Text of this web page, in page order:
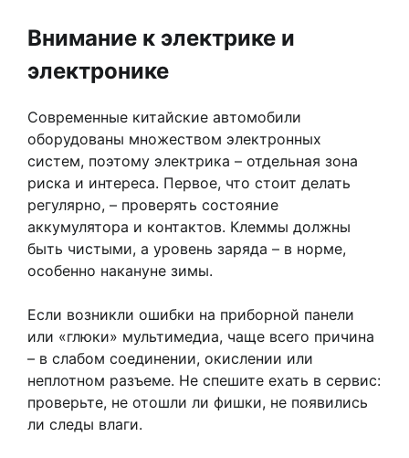
Внимание к электрике и
электронике
Современные китайские автомобили
оборудованы множеством электронных
систем, поэтому электрика – отдельная зона
риска и интереса. Первое, что стоит делать
регулярно, – проверять состояние
аккумулятора и контактов. Клеммы должны
быть чистыми, а уровень заряда – в норме,
особенно накануне зимы.
Если возникли ошибки на приборной панели
или «глюки» мультимедиа, чаще всего причина
– в слабом соединении, окислении или
неплотном разъеме. Не спешите ехать в сервис:
проверьте, не отошли ли фишки, не появились
ли следы влаги.